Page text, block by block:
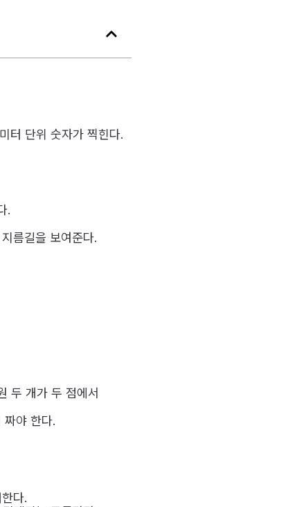
터 단위 숫자가 찍힌다.
.
름길을 보여준다.
두 개가 두 점에서
짜야 한다.
다.